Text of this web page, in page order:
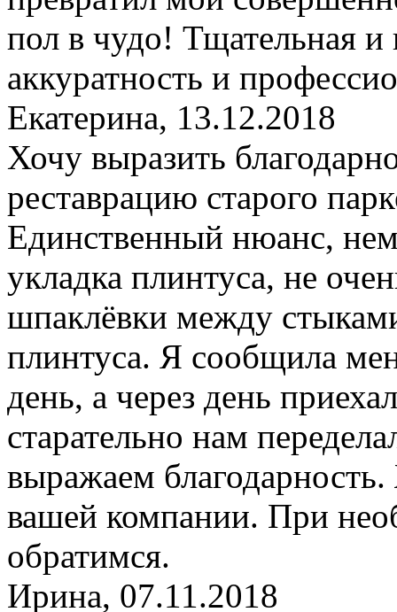
пол в чудо! Тщательная и
аккуратность и
Екатерина, 13.12.2018
Хочу выразить
реставрацию старого
Единственный нюанс,
укладка плинтуса, не
шпаклёвки между
плинтуса. Я сообщила
день, а через день
старательно нам
выражаем
вашей компании. При
обратимся.
Ирина, 07.11.2018